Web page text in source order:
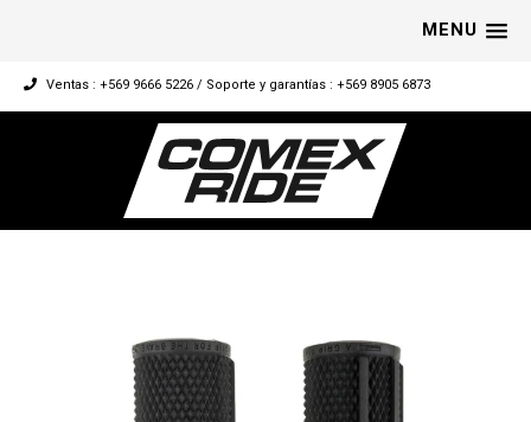
MENU
Ventas : +569 9666 5226 / Soporte y garantías : +569 8905 6873